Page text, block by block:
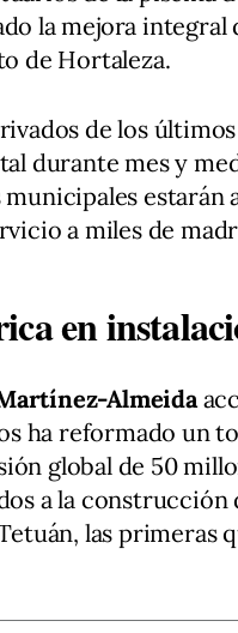
la mejora integral
de Hortaleza.
de los
durante mes y
a miles de
en
Almeida
ha reformado un
global de 50
a la construcción
las primeras